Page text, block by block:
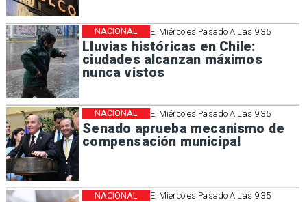
El Miércoles Pasado A Las 9:35
Lluvias históricas en Chile:
ciudades alcanzan máximos
nunca vistos
NACIONAL
El Miércoles Pasado A Las 9:35
Senado aprueba mecanismo de
compensación municipal
NACIONAL
El Miércoles Pasado A Las 9:35
NACIONAL